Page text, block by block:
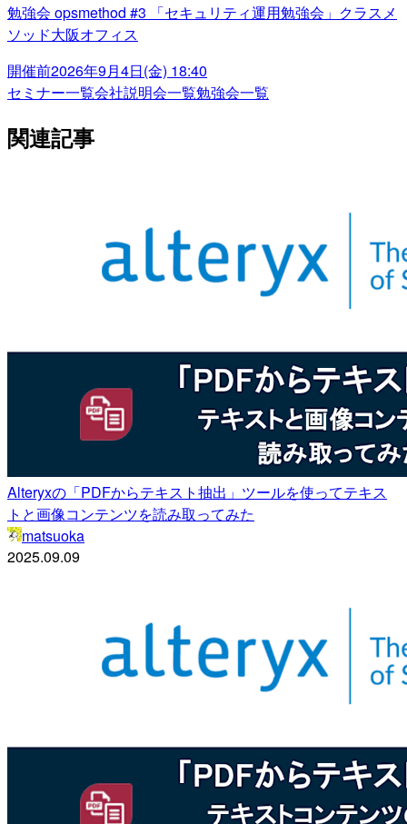
勉強会 opsmethod #3 「セキュリティ運用勉強会」クラスメ
ソッド大阪オフィス
開催前2026年9月4日(金) 18:40
セミナー一覧会社説明会一覧勉強会一覧
関連記事
Alteryxの「PDFからテキスト抽出」ツールを使ってテキス
トと画像コンテンツを読み取ってみた
matsuoka
2025.09.09